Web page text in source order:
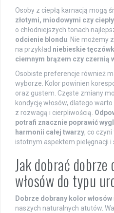
Osoby z ciepłą karnacją mogą
złotymi, miodowymi czy
o chłodniejszych tonach
odcienie blondu . Nie możemy
na przykład niebieskie
ciemnym brązem czy czernią
Osobiste preferencje również
wyborze. Kolor powinien
oraz gustem. Częste zmiany
kondycję włosów, dlatego
z rozwagą i cierpliwością.
potrafi znacznie poprawić
harmonii całej twarzy, co
istotnym aspektem pielęgnacji i
Jak dobrać
włosów do typu
Dobrze dobrany kolor włosów
naszych naturalnych atutów.